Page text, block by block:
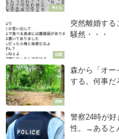
考える
話題
突然離婚する
騒然・・・
恐怖
森から「オー
する。何事だ
警察24時が好
性。→あると